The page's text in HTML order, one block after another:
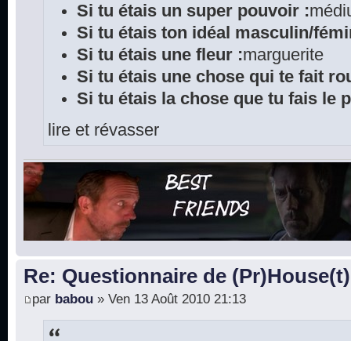
Si tu étais un super pouvoir :
Si tu étais ton idéal masculin/
Si tu étais une fleur :marguerite
Si tu étais une chose qui te fait
Si tu étais la chose que tu fais le
lire et révasser
Re: Questionnaire de (Pr)House(t)
par babou » Ven 13 Août 2010 21:13